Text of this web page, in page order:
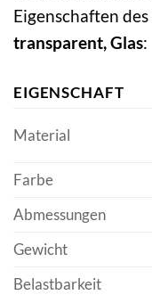
Eigenschaften des
transparent, Glas:
EIGENSCHAFT
Material
Farbe
Abmessungen
Gewicht
Belastbarkeit